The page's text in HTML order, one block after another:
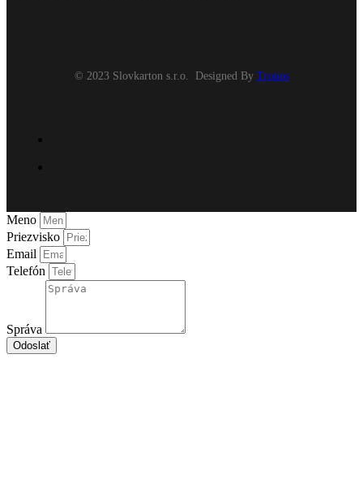
© 2023 Slovkarton s.r.o. Designed By Tronos
Meno
Priezvisko
Email
Telefón
Správa
Odoslať